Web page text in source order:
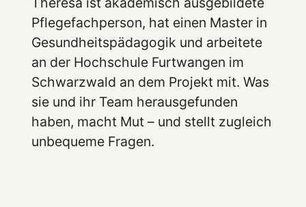
Pflegefachperson, hat einen Master in
Gesundheitspädagogik und arbeitete
an der Hochschule Furtwangen im
Schwarzwald an dem Projekt mit. Was
sie und ihr Team herausgefunden
haben, macht Mut – und stellt zugleich
unbequeme Fragen.